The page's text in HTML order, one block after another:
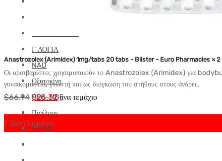
Γ ΛΟΓΙΑ
NAD
Οξυτοκίνη
PEG-MGF
Πινέλαον
PT-141
Anastrozolex (Arimidex) 1mg/tabs 20 tabs - Blister - Euro Pharmacies × 2
Οι αρσιβαρίστες χρησιμοποιούν το Anastrozolex (Arimidex) για
γυναικομαστία, γνωστή και ως διόγκωση του στήθους στους άνδρες.
$66.94 Αρχική
τιμή:
$66.94.
$26.32Η
τρέχουσα
ανα τεμάχιο
Εξαντλημένο